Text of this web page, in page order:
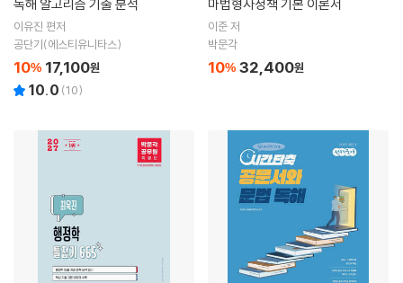
독해 알고리즘 기출 분석
이유진 편저
공단기(에스티유니타스)
10% 17,100원
10.0 (10)
마법형사정책 기본 이론서
이준 저
박문각
10% 32,400원